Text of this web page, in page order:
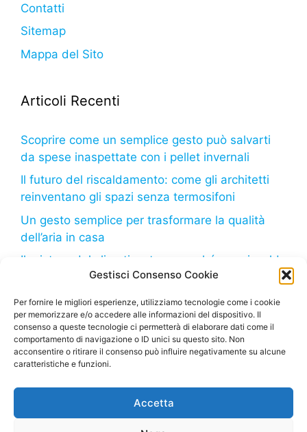
Gestisci Consenso Cookie
Per fornire le migliori esperienze, utilizziamo tecnologie come i cookie
per memorizzare e/o accedere alle informazioni del dispositivo. Il
consenso a queste tecnologie ci permetterà di elaborare dati come il
comportamento di navigazione o ID unici su questo sito. Non
acconsentire o ritirare il consenso può influire negativamente su alcune
caratteristiche e funzioni.
Accetta
Contatti
Sitemap
Mappa del Sito
Articoli Recenti
Scoprire come un semplice gesto può salvarti
da spese inaspettate con i pellet invernali
Il futuro del riscaldamento: come gli architetti
reinventano gli spazi senza termosifoni
Un gesto semplice per trasformare la qualità
dell’aria in casa
Il mistero del climatizzatore: perché non riscalda
come dovrebbe?
Il freddo in arrivo: come il tuo frigorifero può
aiutarti a risparmiare sulla bolletta
proprietà della Marco Bruzzone S.R.L. – P. Iva